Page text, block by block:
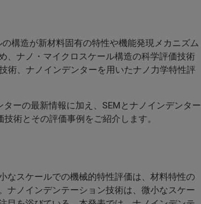
構造が新材料固有の特性や機能発現メカニズム
、ナノ・マイクロスケール構造の科学評価技術
術、ナノインデンターを用いたナノ力学特性評
ーの最新情報に加え、SEMとナノインデンター
術とその評価事例をご紹介します。
なスケールでの機械的特性評価は、材料特性の
ナノインデンテーション技術は、微小なスケー